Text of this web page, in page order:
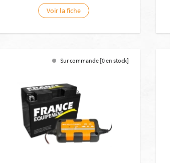
Voir la fiche
Sur commande [0 en stock]